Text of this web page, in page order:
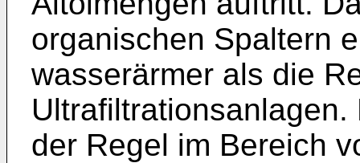
organischen Spaltern
wasserärmer als die
der Regel im Bereich